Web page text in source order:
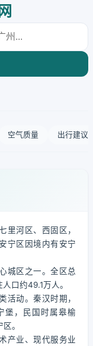
空气质量 出行建议
里河区、西固区，
宁区因境内有安宁
城区之一。全区总
口约49.1万人。
活动。秦汉时期，
堡，民国时属皋榆
。
产业、现代服务业